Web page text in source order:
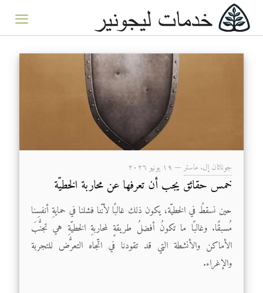
جوناثان إل. ماستر — ۱۹ يونيو ۲۰۲٦
خمس حقائق يجب أن تعرفها عن محاربة الخطيّة
حين نسقطُ في الخطيّة، يكون ذلك غالبًا لأنّنا فشلنا في حمايةِ أنفسِنا
مُسبقًا. وغالبًا ما تكونُ أفضلُ طريقةٍ لمحاربةِ الخطيّةِ هي تجنُّبَ
الأماكن والأنشطة التي قد تقودنا في اتّجاه التعرُّض للتجربة
والإغراء.